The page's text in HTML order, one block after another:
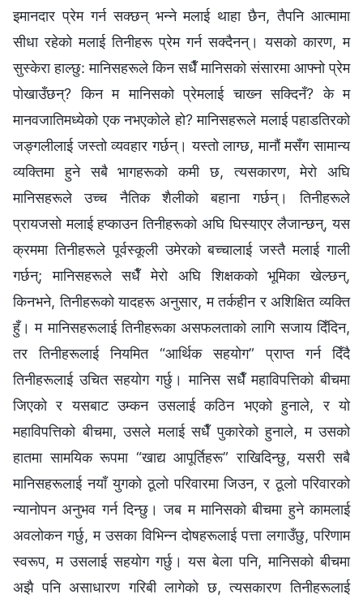
इमानदार प्रेम गर्न सक्छन् भन्‍ने मलाई थाहा छैन, तैपनि आत्मामा
सीधा रहेको मलाई तिनीहरू प्रेम गर्न सक्दैनन्। यसको कारण, म
सुस्केरा हाल्छु: मानिसहरूले किन सधैँ मानिसको संसारमा आफ्‍नो प्रेम
पोखाउँछन्? किन म मानिसको प्रेमलाई चाख्‍न सक्दिनँ? के म
मानवजातिमध्येको एक नभएकोले हो? मानिसहरूले मलाई पहाडतिरको
जङ्गलीलाई जस्तो व्यवहार गर्छन्। यस्तो लाग्छ, मानौं मसँग सामान्य
व्यक्तिमा हुने सबै भागहरूको कमी छ, त्यसकारण, मेरो अघि
मानिसहरूले उच्‍च नैतिक शैलीको बहाना गर्छन्। तिनीहरूले
प्रायजसो मलाई हप्काउन तिनीहरूको अघि घिस्याएर लैजान्छन्, यस
क्रममा तिनीहरूले पूर्वस्कूली उमेरको बच्‍चालाई जस्तै मलाई गाली
गर्छन्; मानिसहरूले सधैँ मेरो अघि शिक्षकको भूमिका खेल्छन्,
किनभने, तिनीहरूको यादहरू अनुसार, म तर्कहीन र अशिक्षित व्यक्ति
हुँ। म मानिसहरूलाई तिनीहरूका असफलताको लागि सजाय दिँदिन,
तर तिनीहरूलाई नियमित “आर्थिक सहयोग” प्राप्त गर्न दिँदै
तिनीहरूलाई उचित सहयोग गर्छु। मानिस सधैँ महाविपत्तिको बीचमा
जिएको र यसबाट उम्कन उसलाई कठिन भएको हुनाले, र यो
महाविपत्तिको बीचमा, उसले मलाई सधैँ पुकारेको हुनाले, म उसको
हातमा सामयिक रूपमा “खाद्य आपूर्तिहरू” राखिदिन्छु, यसरी सबै
मानिसहरूलाई नयाँ युगको ठूलो परिवारमा जिउन, र ठूलो परिवारको
न्यानोपन अनुभव गर्न दिन्छु। जब म मानिसको बीचमा हुने कामलाई
अवलोकन गर्छु, म उसका विभिन्‍न दोषहरूलाई पत्ता लगाउँछु, परिणाम
स्वरूप, म उसलाई सहयोग गर्छु। यस बेला पनि, मानिसको बीचमा
अझै पनि असाधारण गरिबी लागेको छ, त्यसकारण तिनीहरूलाई